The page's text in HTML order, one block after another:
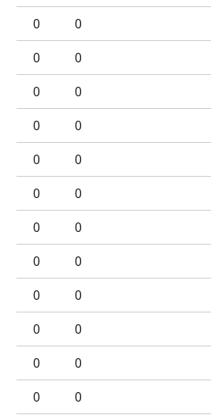
0
0
0
0
0
0
0
0
0
0
0
0
0
0
0
0
0
0
0
0
0
0
0
0